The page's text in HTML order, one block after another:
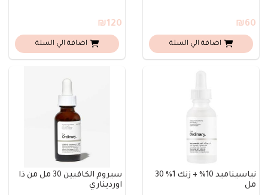
₪60
اضافة الي السلة
₪120
اضافة الي السلة
نياسيناميد 10% + زنك 1% 30
مل
سيروم الكافيين 30 مل من ذا
اورديناري